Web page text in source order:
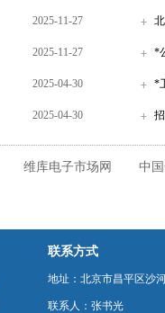
2025-11-27
2025-11-27
2025-04-30
2025-04-30
*
*
维库电子市场网 中
联系方式
地址：北京市昌平区沙
联系人：张书光